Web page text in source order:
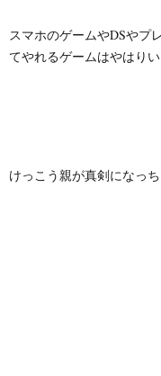
スマホのゲームやDSやプ
てやれるゲームはやはり
けっこう親が真剣になっ